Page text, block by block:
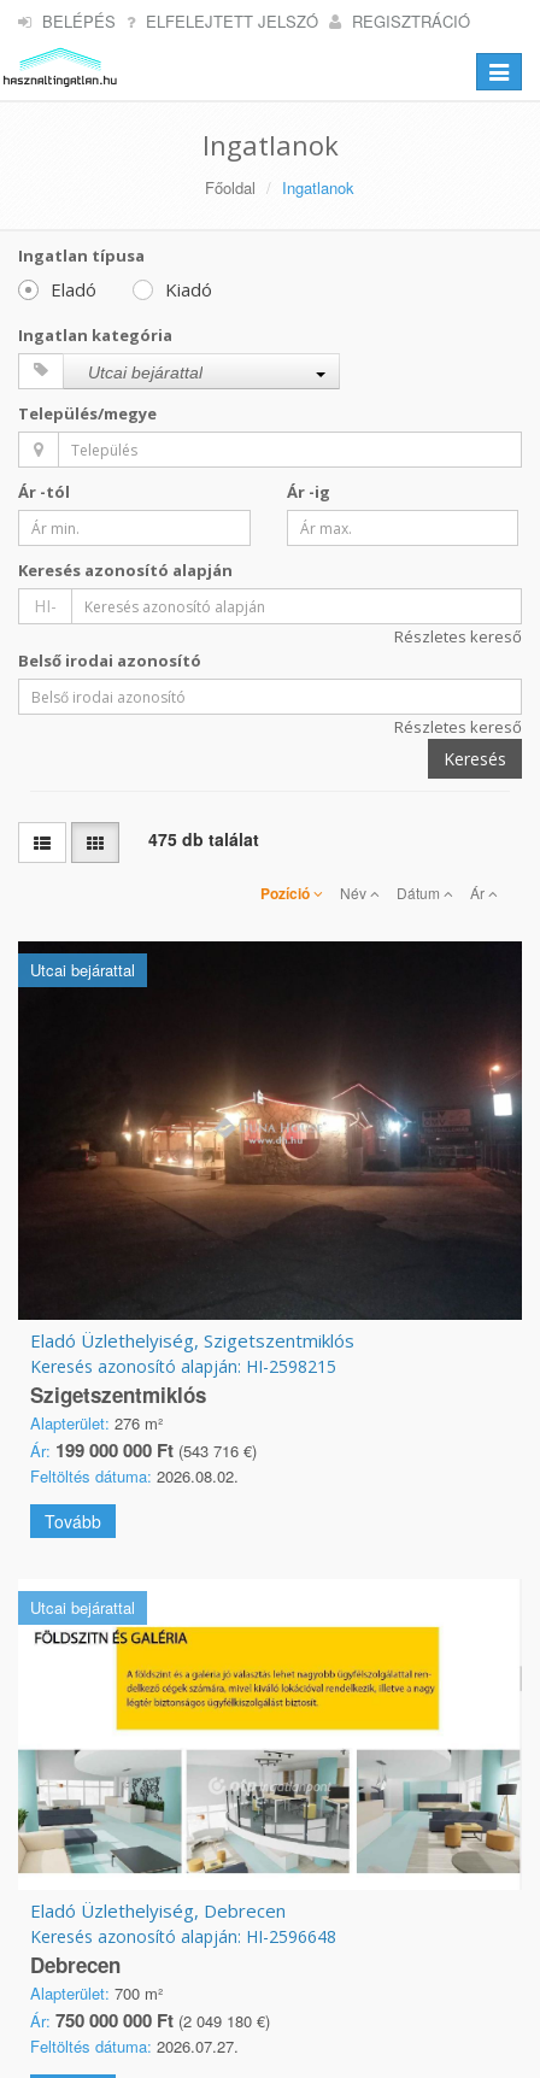
BELÉPÉS ELFELEJTETT JELSZÓ REGISZTRÁCIÓ
Toggle
Ingatlanok
Főoldal Ingatlanok
Ingatlan típusa
Eladó Kiadó
Ingatlan kategória
Utcai bejárattal
Település/megye
Ár -tól Ár -ig
Keresés azonosító alapján
HI-
Részletes kereső
Belső irodai azonosító
Részletes kereső
Keresés
475 db találat
Pozíció Név Dátum Ár
Utcai bejárattal
Eladó Üzlethelyiség, Szigetszentmiklós
Keresés azonosító alapján: HI-2598215
Szigetszentmiklós
Alapterület: 276 m²
Ár: 199 000 000 Ft (543 716 €)
Feltöltés dátuma: 2026.08.02.
Tovább
Utcai bejárattal
Eladó Üzlethelyiség, Debrecen
Keresés azonosító alapján: HI-2596648
Debrecen
Alapterület: 700 m²
Ár: 750 000 000 Ft (2 049 180 €)
Feltöltés dátuma: 2026.07.27.